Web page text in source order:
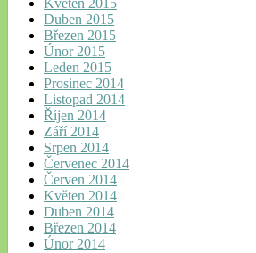
Květen 2015
Duben 2015
Březen 2015
Únor 2015
Leden 2015
Prosinec 2014
Listopad 2014
Říjen 2014
Září 2014
Srpen 2014
Červenec 2014
Červen 2014
Květen 2014
Duben 2014
Březen 2014
Únor 2014